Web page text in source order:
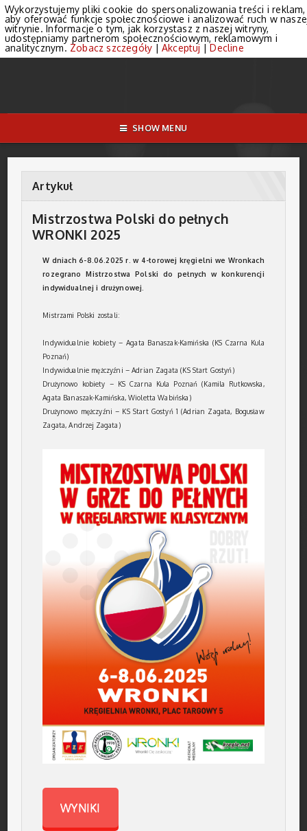
SHOW MENU
Artykuł
Mistrzostwa Polski do pełnych
WRONKI 2025
W dniach 6-8.06.2025 r. w 4-torowej kręgielni we Wronkach
rozegrano Mistrzostwa Polski do pełnych w konkurencji
indywidualnej i drużynowej.
Mistrzami Polski zostali:
Indywidualnie kobiety – Agata Banaszak-Kamińska (KS Czarna Kula
Poznań)
Indywidualnie mężczyźni – Adrian Zagata (KS Start Gostyń)
Drużynowo kobiety – KS Czarna Kula Poznań (Kamila Rutkowska,
Agata Banaszak-Kamińska, Wioletta Wabińska)
Drużynowo mężczyźni – KS Start Gostyń 1 (Adrian Zagata, Bogusław
Zagata, Andrzej Zagata)
WYNIKI
Wykorzystujemy pliki cookie do spersonalizowania treści i reklam,
aby oferować funkcje społecznościowe i analizować ruch w
witrynie. Informacje o tym, jak korzystasz z naszej witryny,
udostępniamy partnerom społecznościowym, reklamowym i
analitycznym. Zobacz szczegóły | Akceptuj |Decline